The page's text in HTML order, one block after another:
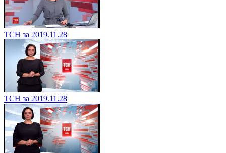
ТСН за 2019.11.28
ТСН за 2019.11.28